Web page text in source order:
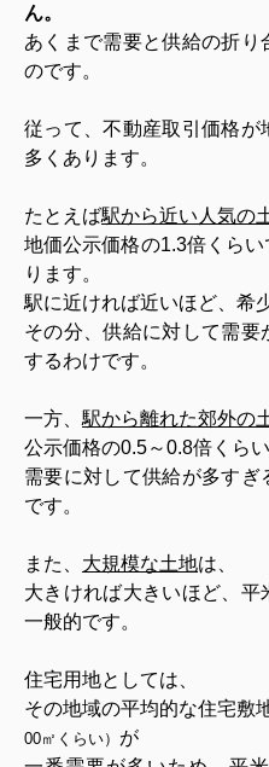
ん。
あくまで需要と供給の折り
のです。
従って、不動産取引価格が
多くあります。
たとえば駅から近い人気の
地価公示価格の1.3倍くら
ります。
駅に近ければ近いほど、希
その分、供給に対して需
するわけです。
一方、 駅から離れた郊外の
公示価格の0.5～0.8倍くら
需要に対して供給が多す
です。
また、 大規模な土地は、
大きければ大きいほど、
一般的です。
住宅用地としては、
その地域の平均的な住宅敷
00㎡くらい） が